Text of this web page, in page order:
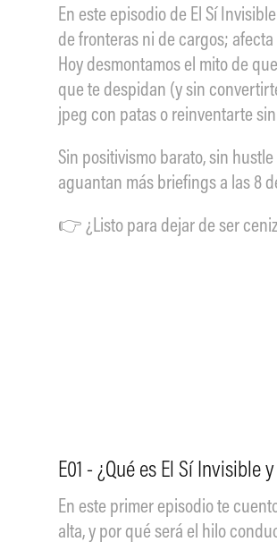
En este episodio de El Sí
de fronteras ni de cargos;
Hoy desmontamos el mito de
que te despidan (y sin
jpeg con patas o reinventarte
Sin positivismo barato, sin
aguantan más briefings a las 8
👉 ¿Listo para dejar de ser
E01 - ¿Qué es El Sí
En este primer episodio te
alta, y por qué será el hilo